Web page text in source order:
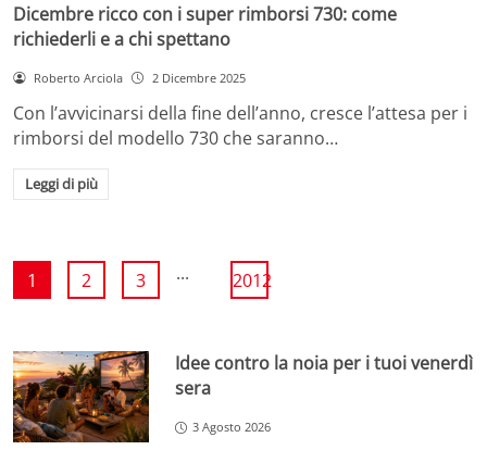
Dicembre ricco con i super rimborsi 730: come
richiederli e a chi spettano
Roberto Arciola 2 Dicembre 2025
Con l’avvicinarsi della fine dell’anno, cresce l’attesa per i
rimborsi del modello 730 che saranno…
Leggi di più
1 2 3 ... 2012
Idee contro la noia per i tuoi venerdì
sera
3 Agosto 2026